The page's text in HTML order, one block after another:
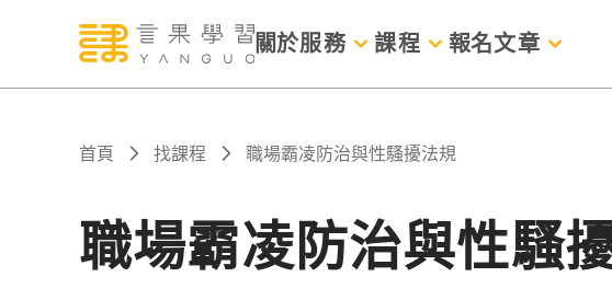
關於服務 課程 報名文章
首頁 找課程 職場霸凌防治與性騷擾法規
職場霸凌防治與性騷